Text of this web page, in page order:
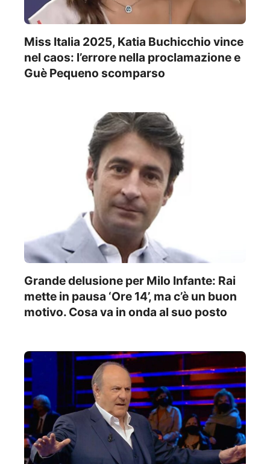
Miss Italia 2025, Katia Buchicchio vince
nel caos: l’errore nella proclamazione e
Guè Pequeno scomparso
Grande delusione per Milo Infante: Rai
mette in pausa ‘Ore 14’, ma c’è un buon
motivo. Cosa va in onda al suo posto